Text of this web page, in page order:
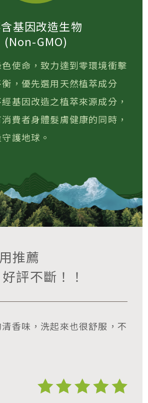
基因改造生物
(Non-GMO)
使命，致力達到零環境衝擊
，優先選用天然植萃成分
基因改造之植萃來源成分，
費者身體髮膚健康的同時，
護地球。
推薦
評不斷！！
香味，洗起來也很舒服，不